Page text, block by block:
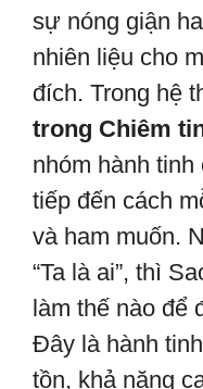
sự nóng giận
nhiên liệu cho
đích. Trong hệ
trong Chiêm
nhóm hành
tiếp đến cách
và ham muốn.
“Ta là ai”, thì
làm thế nào để
Đây là hành
tồn, khả năng